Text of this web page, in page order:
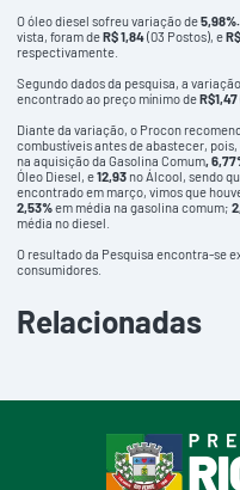
O óleo diesel sofreu variação de5,98%.
vista, foram deR$ 1,84(03 Postos), e
respectivamente.
Segundo dados da pesquisa, a
encontrado ao preço mínimo deR$1,47
Diante da variação, o Procon
combustíveis antes de abastecer,
na aquisição da Gasolina Comum,
Óleo Diesel, e12,93 no Álcool, sendo
encontrado em março, vimos que
2,53%em média na gasolina comum;
média no diesel.
O resultado da Pesquisa encontra-se
consumidores.
Relacionadas